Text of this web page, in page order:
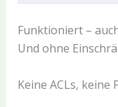
Funktioniert –
Und ohne
Keine ACLs,